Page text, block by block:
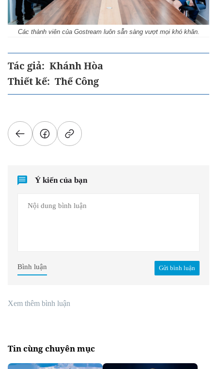
Các thành viên của Gostream luôn sẵn sàng vượt mọi khó khăn.
Tác giả: Khánh Hòa
Thiết kế: Thế Công
Ý kiến của bạn
Gửi bình luận
Bình luận
Xem thêm bình luận
Tin cùng chuyên mục